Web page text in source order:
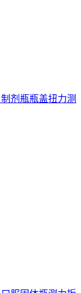
制剂瓶瓶盖扭力测